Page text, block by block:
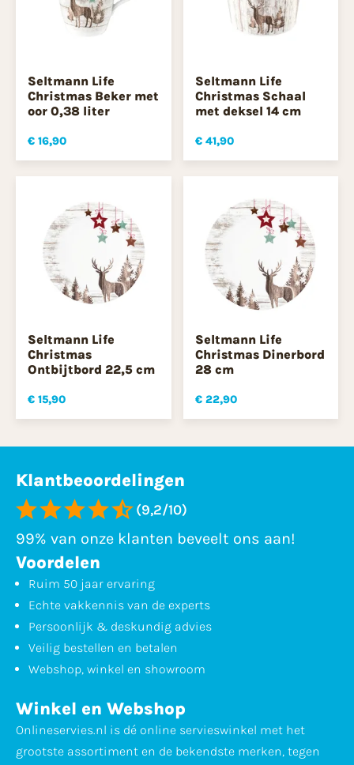
Seltmann Life
Christmas Beker met
oor 0,38 liter
€ 16,90
Seltmann Life
Christmas Schaal
met deksel 14 cm
€ 41,90
Seltmann Life
Christmas
Ontbijtbord 22,5 cm
€ 15,90
Seltmann Life
Christmas Dinerbord
28 cm
€ 22,90
Klantbeoordelingen
(9,2/10)
99% van onze klanten beveelt ons aan!
Voordelen
Ruim 50 jaar ervaring
Echte vakkennis van de experts
Persoonlijk & deskundig advies
Veilig bestellen en betalen
Webshop, winkel en showroom
Winkel en Webshop
Onlineservies.nl is dé online servieswinkel met het
grootste assortiment en de bekendste merken, tegen